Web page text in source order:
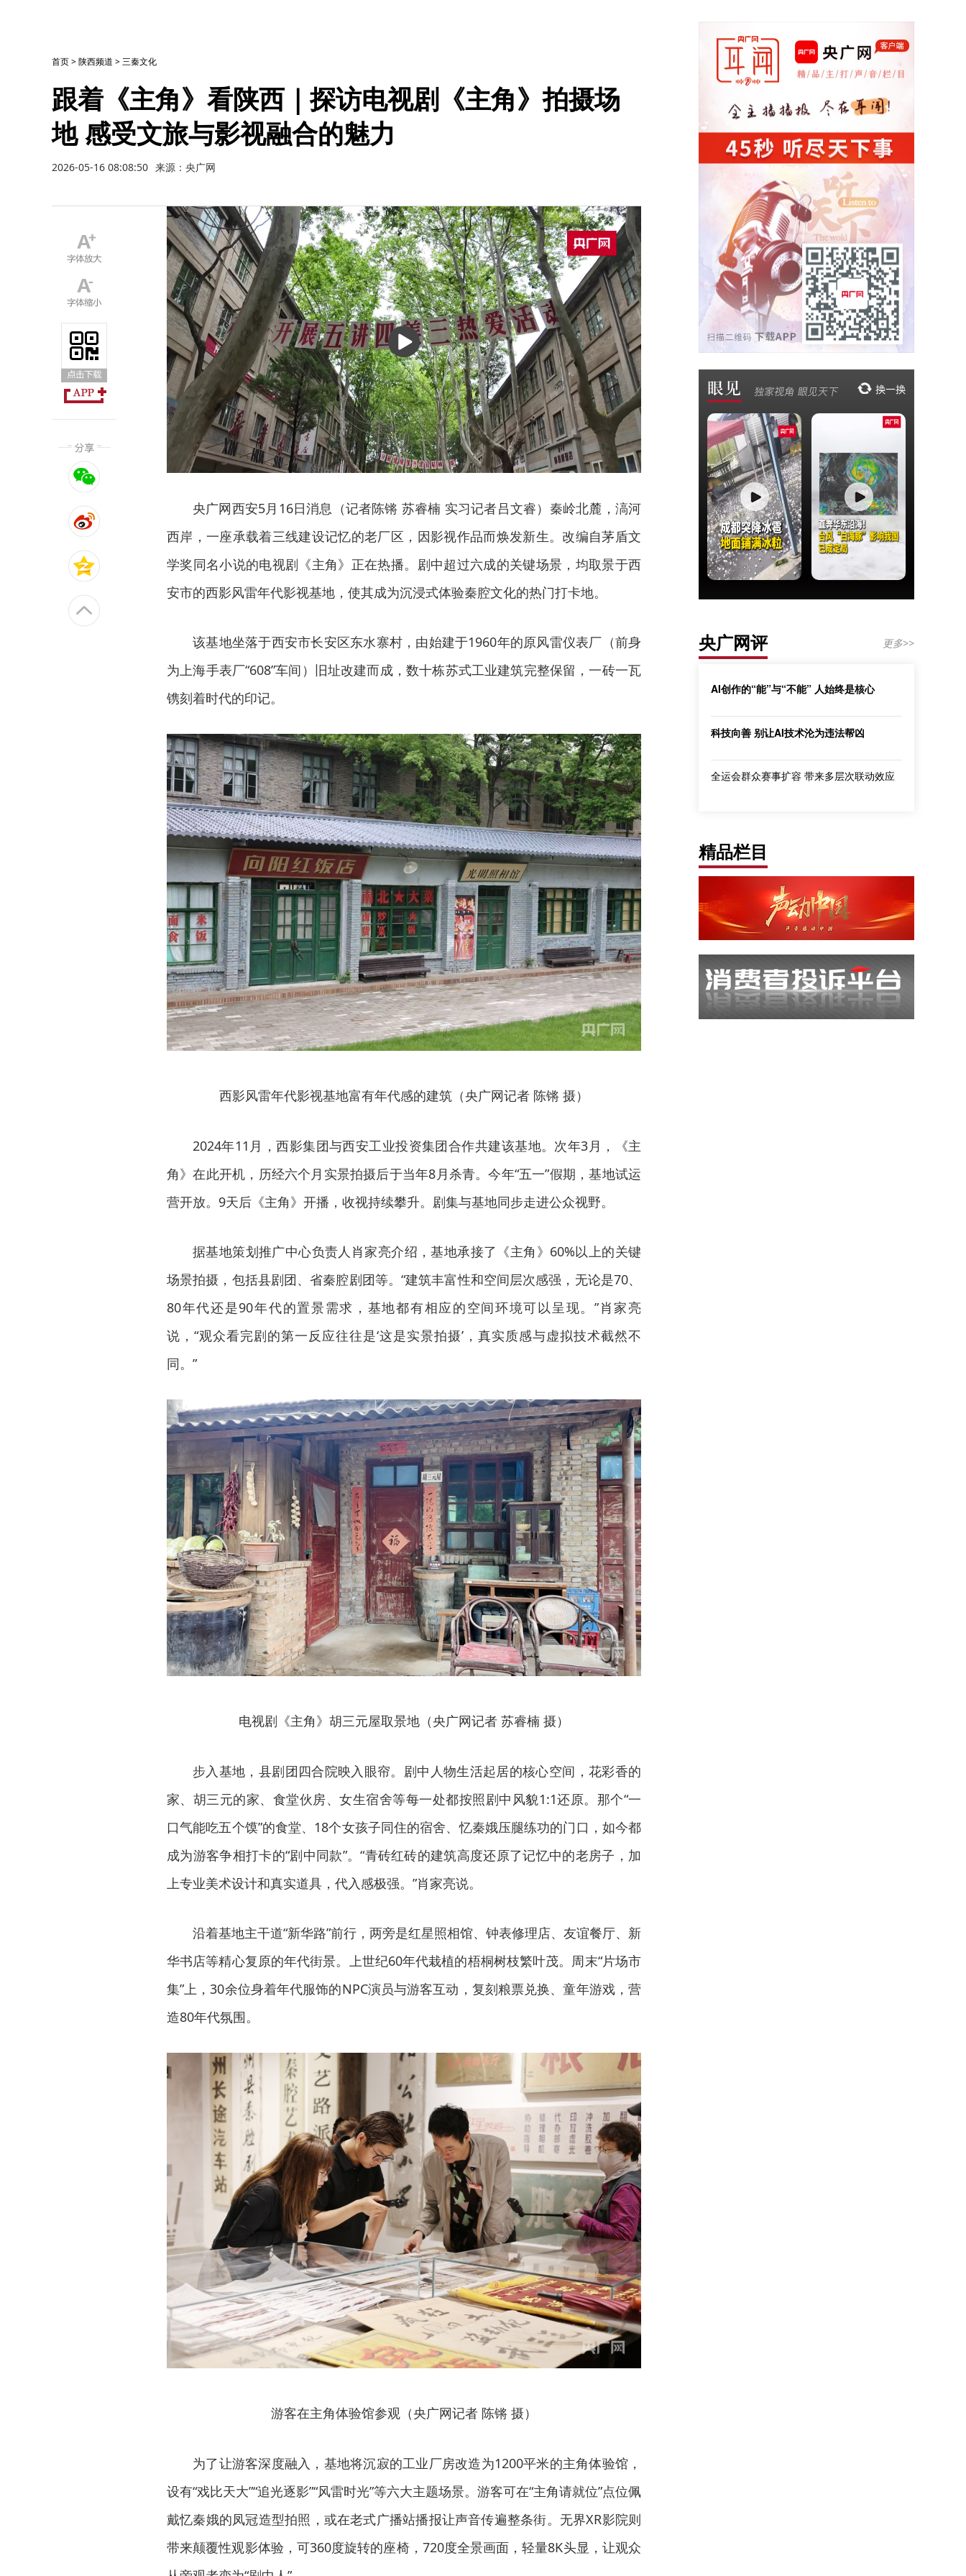
首页>陕西频道 >三秦文化
跟着《主角》看陕西｜探访电视剧《主角》拍摄场
地 感受文旅与影视融合的魅力
2026-05-16 08:08:50 来源：央广网
播
放
央广网西安5月16日消息（记者陈锵 苏睿楠 实习记者吕文睿）秦岭北麓，滈河
西岸，一座承载着三线建设记忆的老厂区，因影视作品而焕发新生。改编自茅盾文
学奖同名小说的电视剧《主角》正在热播。剧中超过六成的关键场景，均取景于西
安市的西影风雷年代影视基地，使其成为沉浸式体验秦腔文化的热门打卡地。
该基地坐落于西安市长安区东水寨村，由始建于1960年的原风雷仪表厂（前身
为上海手表厂“608”车间）旧址改建而成，数十栋苏式工业建筑完整保留，一砖一瓦
镌刻着时代的印记。
西影风雷年代影视基地富有年代感的建筑（央广网记者 陈锵 摄）
2024年11月，西影集团与西安工业投资集团合作共建该基地。次年3月，《主
角》在此开机，历经六个月实景拍摄后于当年8月杀青。今年“五一”假期，基地试运
营开放。9天后《主角》开播，收视持续攀升。剧集与基地同步走进公众视野。
据基地策划推广中心负责人肖家亮介绍，基地承接了《主角》60%以上的关键
场景拍摄，包括县剧团、省秦腔剧团等。“建筑丰富性和空间层次感强，无论是70、
80年代还是90年代的置景需求，基地都有相应的空间环境可以呈现。”肖家亮
说，“观众看完剧的第一反应往往是‘这是实景拍摄’，真实质感与虚拟技术截然不
同。”
电视剧《主角》胡三元屋取景地（央广网记者 苏睿楠 摄）
步入基地，县剧团四合院映入眼帘。剧中人物生活起居的核心空间，花彩香的
家、胡三元的家、食堂伙房、女生宿舍等每一处都按照剧中风貌1:1还原。那个“一
口气能吃五个馍”的食堂、18个女孩子同住的宿舍、忆秦娥压腿练功的门口，如今都
成为游客争相打卡的“剧中同款”。“青砖红砖的建筑高度还原了记忆中的老房子，加
上专业美术设计和真实道具，代入感极强。”肖家亮说。
沿着基地主干道“新华路”前行，两旁是红星照相馆、钟表修理店、友谊餐厅、新
华书店等精心复原的年代街景。上世纪60年代栽植的梧桐树枝繁叶茂。周末“片场市
集”上，30余位身着年代服饰的NPC演员与游客互动，复刻粮票兑换、童年游戏，营
造80年代氛围。
游客在主角体验馆参观（央广网记者 陈锵 摄）
为了让游客深度融入，基地将沉寂的工业厂房改造为1200平米的主角体验馆，
设有“戏比天大”“追光逐影”“风雷时光”等六大主题场景。游客可在“主角请就位”点位佩
戴忆秦娥的凤冠造型拍照，或在老式广播站播报让声音传遍整条街。无界XR影院则
带来颠覆性观影体验，可360度旋转的座椅，720度全景画面，轻量8K头显，让观众
央广网评 更多>>
AI创作的“能”与“不能” 人始终是核心
科技向善 别让AI技术沦为违法帮凶
全运会群众赛事扩容 带来多层次联动效应
精品栏目